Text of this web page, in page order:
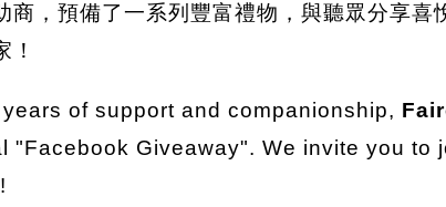
商，預備了一系列豐富禮物，與聽眾分享
of support and companionship,
"Facebook Giveaway". We invite you to